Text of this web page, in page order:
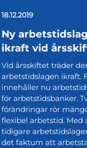
18.12.2019
Ny
ikraft vid
Vid årsskiftet träder
arbetstidslagen ikraft.
innehåller nu
för arbetstidsbanker.
förändringar rör
flexibel arbetstid. Med
tidigare
det faktum att